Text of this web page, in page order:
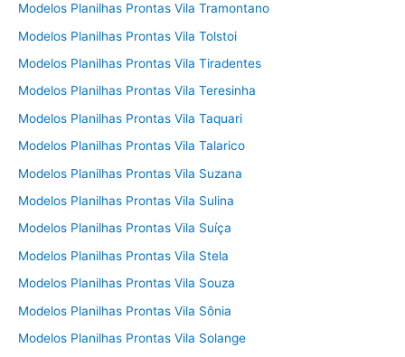
Modelos Planilhas Prontas Vila Tramontano
Modelos Planilhas Prontas Vila Tolstoi
Modelos Planilhas Prontas Vila Tiradentes
Modelos Planilhas Prontas Vila Teresinha
Modelos Planilhas Prontas Vila Taquari
Modelos Planilhas Prontas Vila Talarico
Modelos Planilhas Prontas Vila Suzana
Modelos Planilhas Prontas Vila Sulina
Modelos Planilhas Prontas Vila Suíça
Modelos Planilhas Prontas Vila Stela
Modelos Planilhas Prontas Vila Souza
Modelos Planilhas Prontas Vila Sônia
Modelos Planilhas Prontas Vila Solange